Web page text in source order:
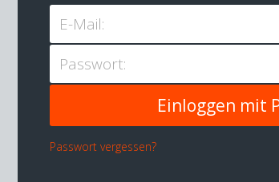
E-Mail:
Passwort:
Passwort vergessen?